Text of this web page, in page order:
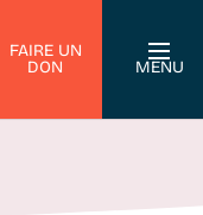
FAIRE UN
DON
MENU